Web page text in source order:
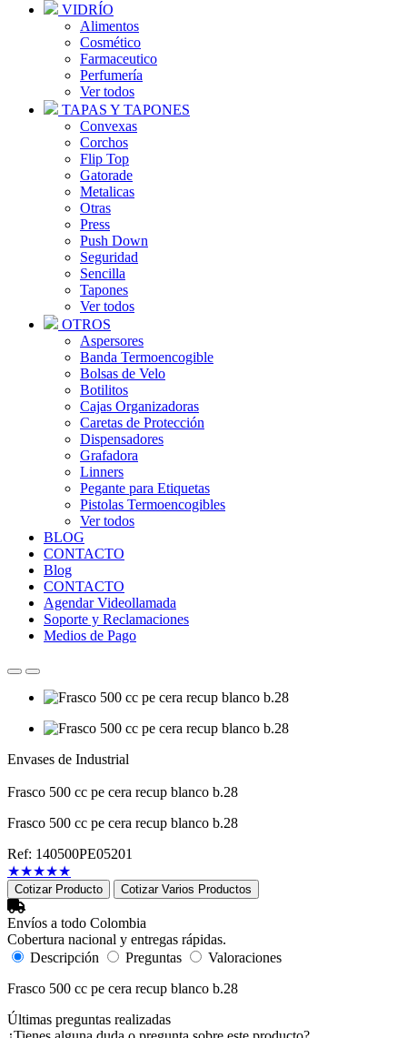
VIDRÍO
Alimentos
Cosmético
Farmaceutico
Perfumería
Ver todos
TAPAS Y TAPONES
Convexas
Corchos
Flip Top
Gatorade
Metalicas
Otras
Press
Push Down
Seguridad
Sencilla
Tapones
Ver todos
OTROS
Aspersores
Banda Termoencogible
Bolsas de Velo
Botilitos
Cajas Organizadoras
Caretas de Protección
Dispensadores
Grafadora
Linners
Pegante para Etiquetas
Pistolas Termoencogibles
Ver todos
BLOG
CONTACTO
Blog
CONTACTO
Agendar Videollamada
Soporte y Reclamaciones
Medios de Pago
Envases de Industrial
Frasco 500 cc pe cera recup blanco b.28
Frasco 500 cc pe cera recup blanco b.28
Ref: 140500PE05201
★★★★★
Cotizar Producto Cotizar Varios Productos
Envíos a todo Colombia
Cobertura nacional y entregas rápidas.
Descripción
Preguntas
Valoraciones
Frasco 500 cc pe cera recup blanco b.28
Últimas preguntas realizadas